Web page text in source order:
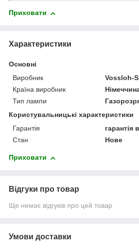
Приховати
Характеристики
Основні
Виробник
Vossloh-
Країна виробник
Тип лампи
Користувальницькі характеристики
Гарантія
гарантія
Стан
Нове
Приховати
Відгуки про товар
Ще немає відгуків про цей товар
Умови доставки